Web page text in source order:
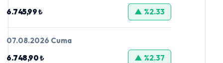
6.745,99 ₺
▲ %2.33
07.08.2026 Cuma
6.748,90 ₺
▲ %2.37